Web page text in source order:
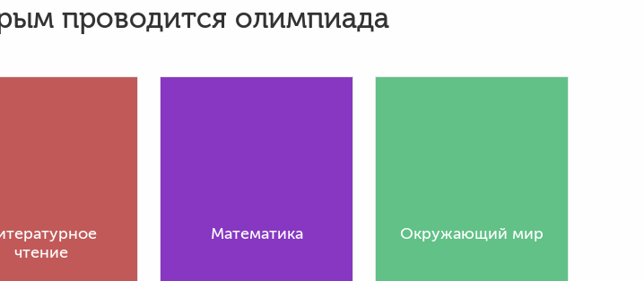
проводится олимпиада
чтение
Математика Окружающий мир